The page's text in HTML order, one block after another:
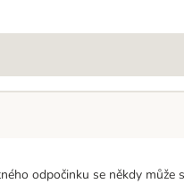
odpočinku se někdy